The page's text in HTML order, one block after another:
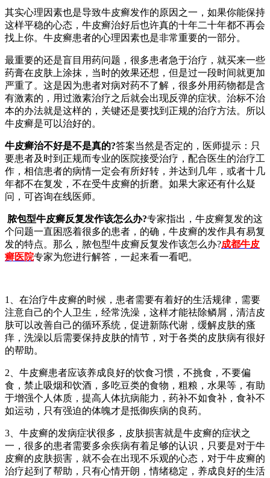
其实心理因素也是导致牛皮癣发作的原因之一，如果你能保持
这样平稳的心态，牛皮癣治好后也许真的十年二十年都不再会
找上你。牛皮癣患者的心理因素也是非常重要的一部分。
最重要的还是盲目用药问题，很多患者急于治疗，就买来一些
药膏在皮肤上涂抹，当时的效果还想，但是过一段时间就更加
严重了。这是因为患者对病对药不了解，很多外用药物都是含
有激素的，用过激素治疗之后就会出现反弹的症状。治标不治
本的办法就是这样的，关键还是要找到正规的治疗方法。所以
牛皮癣是可以治好的。
牛皮癣治不好是不是真的?答案当然是否定的，医师提示：只
要患者及时到正规而专业的医院接受治疗，配合医生的治疗工
作，相信患者的病情一定会有所好转，并达到几年，或者十几
年都不在复发，不在受牛皮癣的折磨。如果大家还有什么疑
问，可咨询在线医师。
脓包型牛皮癣反复发作该怎么办?专家指出，牛皮癣复发的这
个问题一直困惑着很多的患者，的确，牛皮癣的发作具有易复
发的特点。那么，脓包型牛皮癣反复发作该怎么办?成都牛皮
癣医院专家为您进行解答，一起来看一看吧。
1、在治疗牛皮癣的时候，患者需要有着好的生活规律，需要
注意自己的个人卫生，经常洗澡，这样才能祛除鳞屑，清洁皮
肤可以改善自己的循环系统，促进新陈代谢，缓解皮肤的瘙
痒，洗澡以后需要保持皮肤的情节，对于各类的皮肤病有很好
的帮助。
2、牛皮癣患者应该养成良好的饮食习惯，不挑食，不要偏
食，禁止吸烟和饮酒，多吃豆类的食物，粗粮，水果等，有助
于增强个人体质，提高人体抗病能力，药补不如食补，食补不
如运动，只有强迫的体魄才是抵御疾病的良药。
3、牛皮癣的发病症状很多，皮肤损害就是牛皮癣的症状之
一，很多的患者需要多余疾病有着足够的认识，只要是对于牛
皮癣的皮肤损害，就不会在出现不乐观的心态，对于牛皮癣的
治疗起到了帮助，只有心情开朗，情绪稳定，养成良好的生活